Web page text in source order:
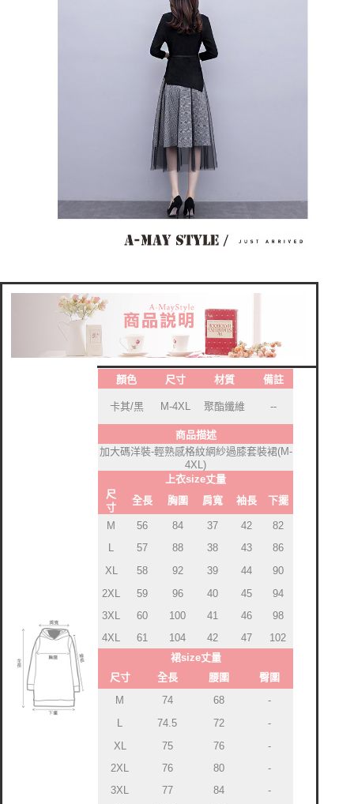
顏色 尺寸 材質 備註
卡其/黑 M-4XL 聚酯纖維 --
商品描述
加大碼洋裝-輕熟感格紋網紗過膝套裝裙(M-
4XL)
上衣size丈量
尺
寸
全長 胸圍 肩寬 袖長 下擺
M 56 84 37 42
82
L
57 88 38 43
86
XL
58 92 39 44
90
2XL
59 96 40 45
94
3XL
60 100 41 46
98
4XL
61 104 42 47
102
裙size丈量
尺寸
全長 腰圍
臀圍
M
74 68
-
L
74.5 72
-
XL
75 76
-
2XL
76 80
-
3XL
77 84
-